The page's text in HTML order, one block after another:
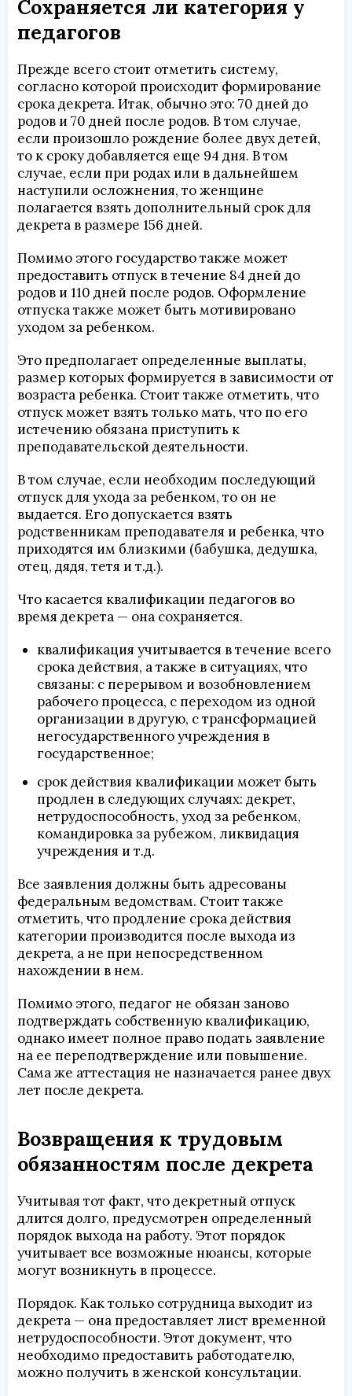
Сохраняется ли категория у
педагогов
Прежде всего стоит отметить систему,
согласно которой происходит формирование
срока декрета. Итак, обычно это: 70 дней до
родов и 70 дней после родов. В том случае,
если произошло рождение более двух детей,
то к сроку добавляется еще 94 дня. В том
случае, если при родах или в дальнейшем
наступили осложнения, то женщине
полагается взять дополнительный срок для
декрета в размере 156 дней.
Помимо этого государство также может
предоставить отпуск в течение 84 дней до
родов и 110 дней после родов. Оформление
отпуска также может быть мотивировано
уходом за ребенком.
Это предполагает определенные выплаты,
размер которых формируется в зависимости от
возраста ребенка. Стоит также отметить, что
отпуск может взять только мать, что по его
истечению обязана приступить к
преподавательской деятельности.
В том случае, если необходим последующий
отпуск для ухода за ребенком, то он не
выдается. Его допускается взять
родственникам преподавателя и ребенка, что
приходятся им близкими (бабушка, дедушка,
отец, дядя, тетя и т.д.).
Что касается квалификации педагогов во
время декрета — она сохраняется.
квалификация учитывается в течение всего
срока действия, а также в ситуациях, что
связаны: с перерывом и возобновлением
рабочего процесса, с переходом из одной
организации в другую, с трансформацией
негосударственного учреждения в
государственное;
срок действия квалификации может быть
продлен в следующих случаях: декрет,
нетрудоспособность, уход за ребенком,
командировка за рубежом, ликвидация
учреждения и т.д.
Все заявления должны быть адресованы
федеральным ведомствам. Стоит также
отметить, что продление срока действия
категории производится после выхода из
декрета, а не при непосредственном
нахождении в нем.
Помимо этого, педагог не обязан заново
подтверждать собственную квалификацию,
однако имеет полное право подать заявление
на ее переподтверждение или повышение.
Сама же аттестация не назначается ранее двух
лет после декрета.
Возвращения к трудовым
обязанностям после декрета
Учитывая тот факт, что декретный отпуск
длится долго, предусмотрен определенный
порядок выхода на работу. Этот порядок
учитывает все возможные нюансы, которые
могут возникнуть в процессе.
Порядок. Как только сотрудница выходит из
декрета — она предоставляет лист временной
нетрудоспособности. Этот документ, что
необходимо предоставить работодателю,
можно получить в женской консультации.